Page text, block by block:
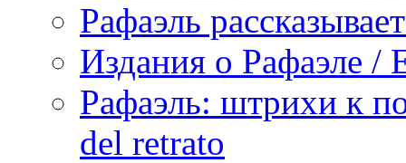
Рафаэль
Издания о Рафаэле /
Рафаэль: штрихи к
del retrato